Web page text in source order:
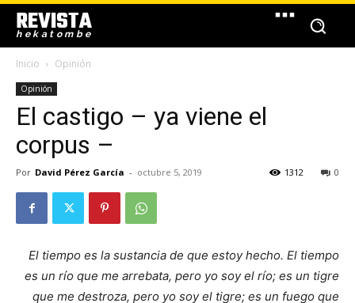
REVISTA
hekatombe
Inicio Opinión
Opinión
El castigo – ya viene el
corpus –
Por David Pérez García - octubre 5, 2019 0
1312
El tiempo es la sustancia de que estoy hecho. El tiempo
es un río que me arrebata, pero yo soy el río; es un tigre
que me destroza, pero yo soy el tigre; es un fuego que